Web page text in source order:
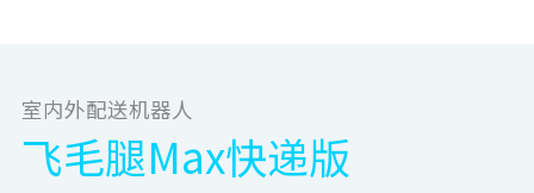
室内外配送机器人
飞毛腿Max快递版